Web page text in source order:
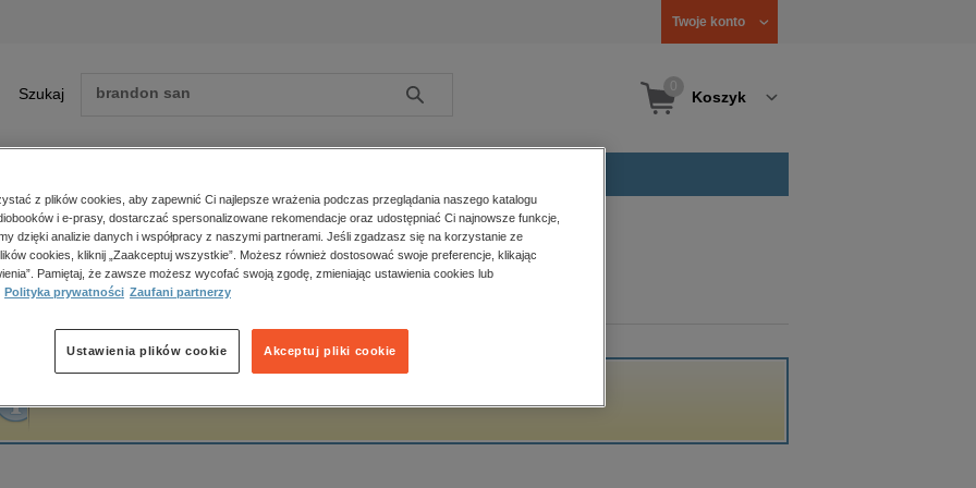
Twoje konto
Szukaj Szukaj Koszyk
Zobacz wszystkie E-prasa
polityka, społeczno-informacyjne
psychologiczne
popularno-naukowe
historia
główna Marek Cichocki
Cichocki
z plików cookies, aby zapewnić Ci najlepsze wrażenia podczas przeglądania naszego katalogu
i e-prasy, dostarczać spersonalizowane rekomendacje oraz udostępniać Ci najnowsze funkcje,
dzięki analizie danych i współpracy z naszymi partnerami. Jeśli zgadzasz się na korzystanie ze
cookies, kliknij „Zaakceptuj wszystkie”. Możesz również dostosować swoje preferencje, klikając
Pamiętaj, że zawsze możesz wycofać swoją zgodę, zmieniając ustawienia cookies lub
Polityka prywatności Zaufani partnerzy
Akceptuj pliki cookie
Ustawienia plików cookie